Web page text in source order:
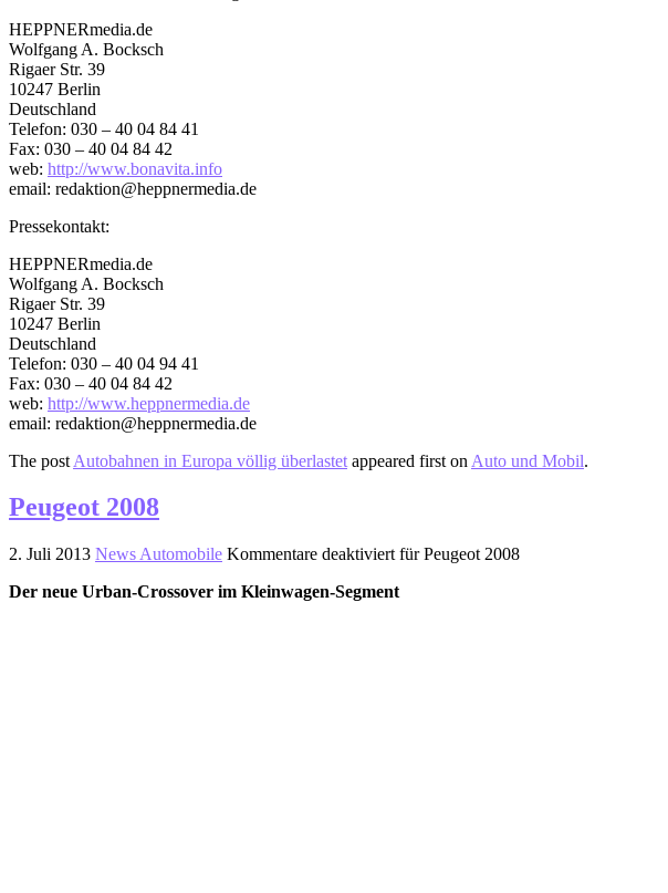
HEPPNERmedia.de
Wolfgang A. Bocksch
Rigaer Str. 39
10247 Berlin
Deutschland
Telefon: 030 – 40 04 84 41
Fax: 030 – 40 04 84 42
web: http://www.bonavita.info
email: redaktion@heppnermedia.de
Pressekontakt:
HEPPNERmedia.de
Wolfgang A. Bocksch
Rigaer Str. 39
10247 Berlin
Deutschland
Telefon: 030 – 40 04 94 41
Fax: 030 – 40 04 84 42
web: http://www.heppnermedia.de
email: redaktion@heppnermedia.de
The post Autobahnen in Europa völlig überlastet appeared first on Auto und Mobil.
Peugeot 2008
2. Juli 2013 News Automobile Kommentare deaktiviert für Peugeot 2008
Der neue Urban-Crossover im Kleinwagen-Segment